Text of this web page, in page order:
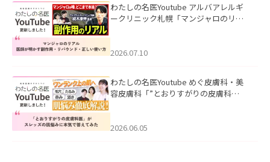
わたしの名医Youtube アルバアレルギ
ークリニック札幌「マンジャロのリア
た。
2026.07.10
わたしの名医Youtube めぐ皮膚科・美
容皮膚科「”とおりすがりの皮膚科
2026.06.05